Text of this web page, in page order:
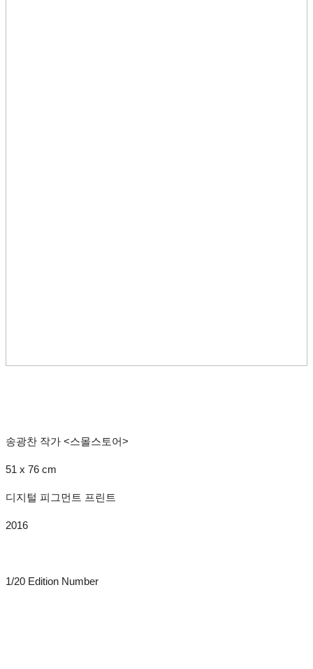
송광찬 작가 <스몰스토어>
51 x 76 cm
디지털 피그먼트 프린트
2016
1/20 Edition Number